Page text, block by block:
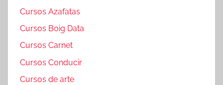
Cursos Azafatas
Cursos Boig Data
Cursos Carnet
Cursos Conducir
Cursos de arte